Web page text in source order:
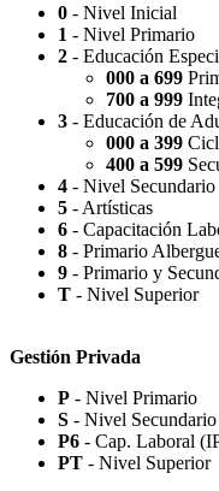
Capilla Beato Carlo Acutis
Patio del Centro
Rotonda Paso
Paseo Virgen de la
0 - Nivel Inicial
1 - Nivel Primario
2 - Educación
000 a 699
700 a 999
3 - Educación de
000 a 399
400 a 599
4 - Nivel Secundario
5 - Artísticas
6 - Capacitación
8 - Primario
9 - Primario y
T - Nivel Superior
Gestión Privada
P - Nivel Primario
S - Nivel Secundario
P6 - Cap. Laboral
PT - Nivel Superior